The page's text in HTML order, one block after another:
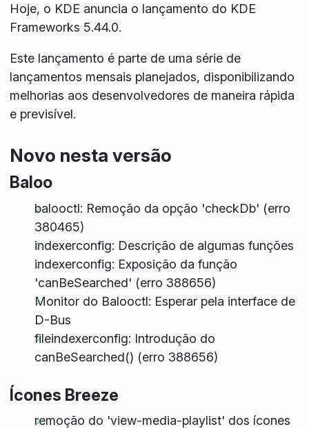
Hoje, o KDE anuncia o lançamento do KDE
Frameworks 5.44.0.
Este lançamento é parte de uma série de
lançamentos mensais planejados, disponibilizando
melhorias aos desenvolvedores de maneira rápida
e previsível.
Novo nesta versão
Baloo
balooctl: Remoção da opção 'checkDb' (erro
380465)
indexerconfig: Descrição de algumas funções
indexerconfig: Exposição da função
'canBeSearched' (erro 388656)
Monitor do Balooctl: Esperar pela interface de
D-Bus
fileindexerconfig: Introdução do
canBeSearched() (erro 388656)
Ícones Breeze
remoção do 'view-media-playlist' dos ícones